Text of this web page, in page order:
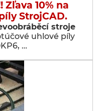
10% na
StrojCAD.
stroje
uhlové píly
…